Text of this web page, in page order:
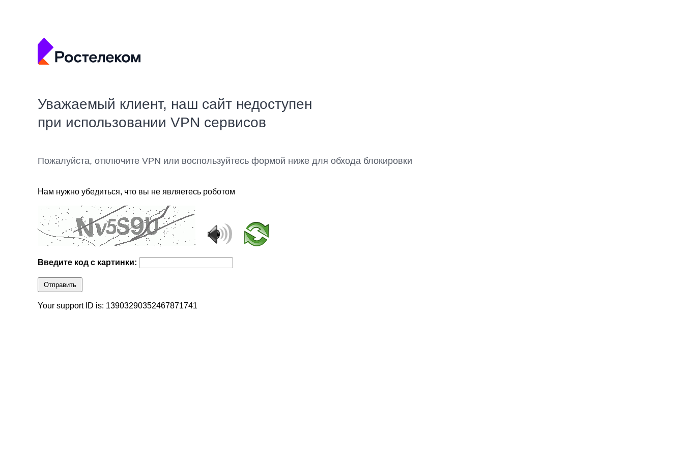
Уважаемый клиент, наш сайт недоступен
при использовании VPN сервисов
Пожалуйста, отключите VPN или воспользуйтесь формой ниже для обхода блокировки
Нам нужно убедиться, что вы не являетесь роботом
Введите код с картинки:
Отправить
Your support ID is: 13903290352467871741